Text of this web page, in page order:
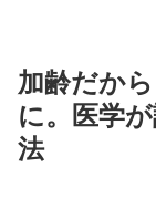
加齢だか
に。医学
法